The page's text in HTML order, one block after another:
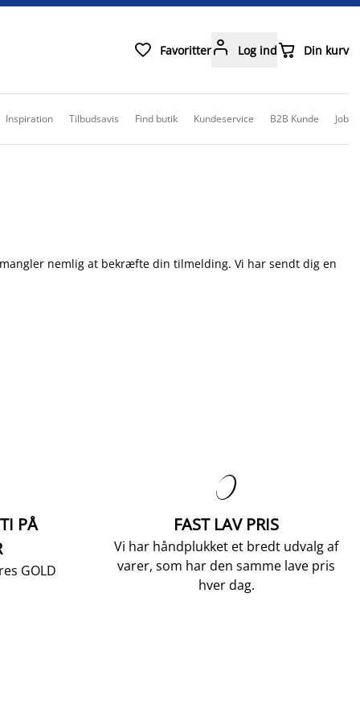
 Favoritter Log ind Din kurv
Inspiration Tilbudsavis Find butik Kundeservice B2B Kunde Job
nemlig at bekræfte din tilmelding. Vi har sendt dig en
PÅ
GOLD

FAST LAV PRIS
Vi har håndplukket et bredt udvalg af
varer, som har den samme lave pris
hver dag.